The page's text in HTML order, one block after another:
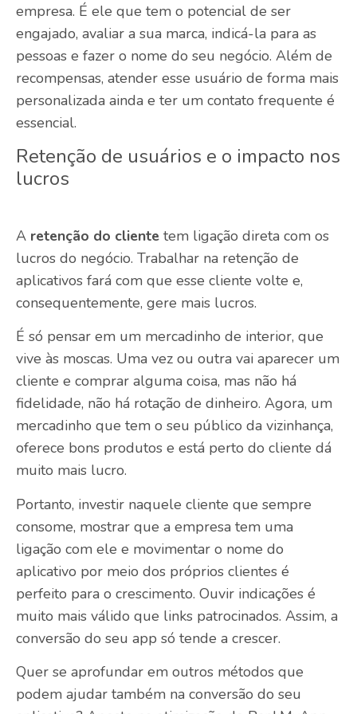
empresa. É ele que tem o potencial de ser
engajado, avaliar a sua marca, indicá-la para as
pessoas e fazer o nome do seu negócio. Além de
recompensas, atender esse usuário de forma mais
personalizada ainda e ter um contato frequente é
essencial.
Retenção de usuários e o impacto nos
lucros
A retenção do cliente tem ligação direta com os
lucros do negócio. Trabalhar na retenção de
aplicativos fará com que esse cliente volte e,
consequentemente, gere mais lucros.
É só pensar em um mercadinho de interior, que
vive às moscas. Uma vez ou outra vai aparecer um
cliente e comprar alguma coisa, mas não há
fidelidade, não há rotação de dinheiro. Agora, um
mercadinho que tem o seu público da vizinhança,
oferece bons produtos e está perto do cliente dá
muito mais lucro.
Portanto, investir naquele cliente que sempre
consome, mostrar que a empresa tem uma
ligação com ele e movimentar o nome do
aplicativo por meio dos próprios clientes é
perfeito para o crescimento. Ouvir indicações é
muito mais válido que links patrocinados. Assim, a
conversão do seu app só tende a crescer.
Quer se aprofundar em outros métodos que
podem ajudar também na conversão do seu